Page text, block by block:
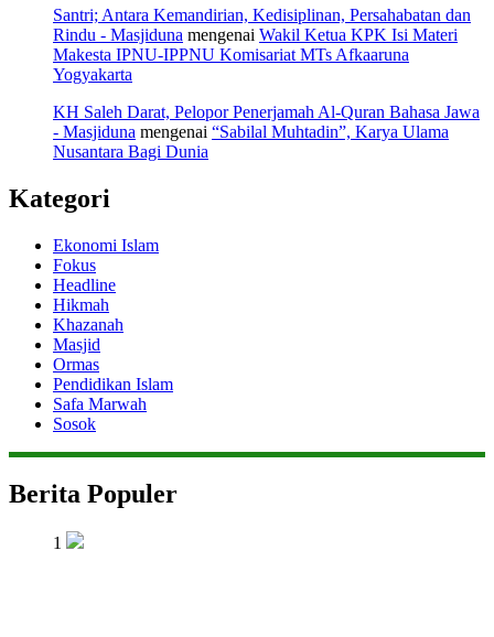
Santri; Antara Kemandirian, Kedisiplinan, Persahabatan dan
Rindu - Masjiduna mengenai Wakil Ketua KPK Isi Materi
Makesta IPNU-IPPNU Komisariat MTs Afkaaruna
Yogyakarta
KH Saleh Darat, Pelopor Penerjamah Al-Quran Bahasa Jawa
- Masjiduna mengenai “Sabilal Muhtadin”, Karya Ulama
Nusantara Bagi Dunia
Kategori
Ekonomi Islam
Fokus
Headline
Hikmah
Khazanah
Masjid
Ormas
Pendidikan Islam
Safa Marwah
Sosok
Berita Populer
1